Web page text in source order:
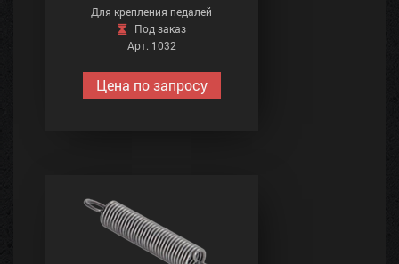
Для крепления педалей
Под заказ
Арт. 1032
Цена по запросу